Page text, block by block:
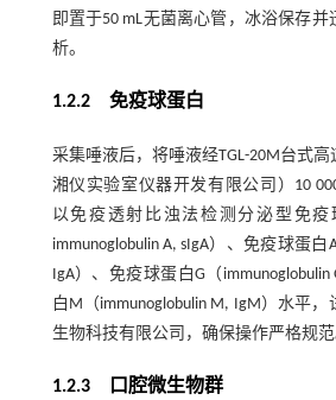
即置于50 mL无菌离心管，冰浴保存
析。
1.2.2 免疫球蛋白
采集唾液后，将唾液经TGL-20M台式
湘仪实验室仪器开发有限公司）10
以免疫透射比浊法检测分泌型免疫
immunoglobulin A, sIgA）、免疫球蛋白
IgA）、免疫球蛋白G（
白M（immunoglobulin M, IgM）水平
生物科技有限公司，确保操作严格规范
1.2.3 口腔微生物群